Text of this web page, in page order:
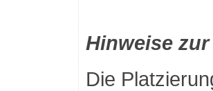
Hinweise
Die